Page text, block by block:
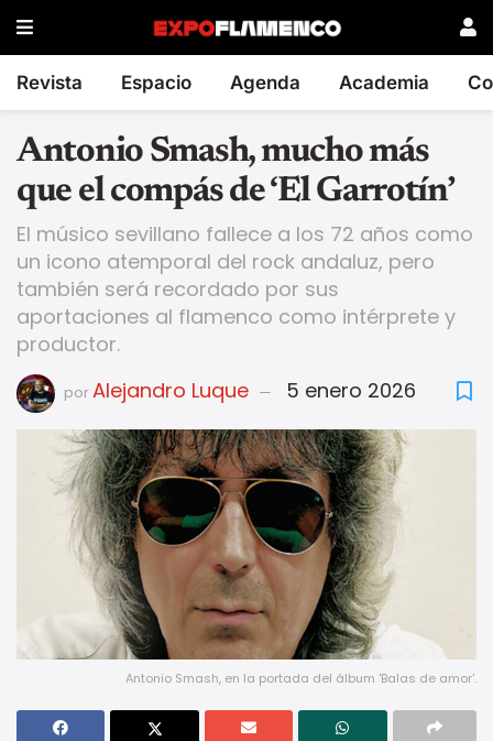
Revista Espacio Agenda Academia
Antonio Smash, mucho más
que el compás de ‘El Garrotín’
El músico sevillano fallece a los 72 años como
un icono atemporal del rock andaluz, pero
también será recordado por sus
aportaciones al flamenco como intérprete y
productor.
porAlejandro Luque 5 enero 2026
Antonio Smash, en la portada del álbum 'Balas de amor'.